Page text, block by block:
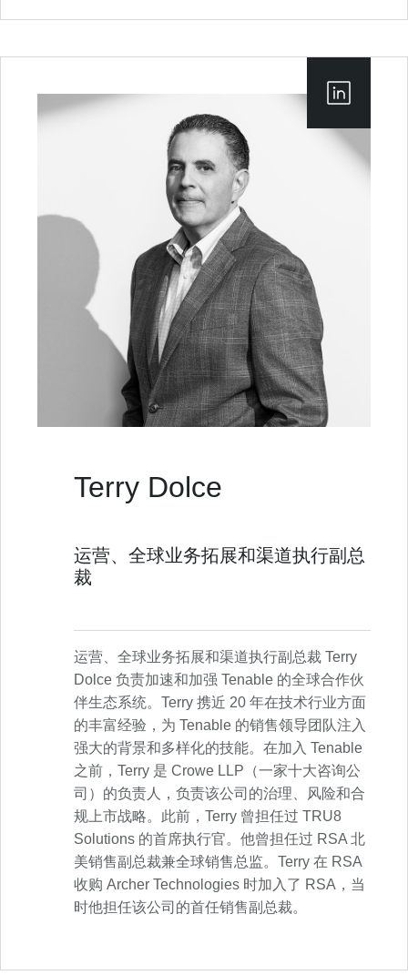
Terry Dolce
运营、全球业务拓展和渠道执行副总
裁
运营、全球业务拓展和渠道执行副总裁 Terry
Dolce 负责加速和加强 Tenable 的全球合作伙
伴生态系统。Terry 携近 20 年在技术行业方面
的丰富经验，为 Tenable 的销售领导团队注入
强大的背景和多样化的技能。在加入 Tenable
之前，Terry 是 Crowe LLP（一家十大咨询公
司）的负责人，负责该公司的治理、风险和合
规上市战略。此前，Terry 曾担任过 TRU8
Solutions 的首席执行官。他曾担任过 RSA 北
美销售副总裁兼全球销售总监。Terry 在 RSA
收购 Archer Technologies 时加入了 RSA，当
时他担任该公司的首任销售副总裁。